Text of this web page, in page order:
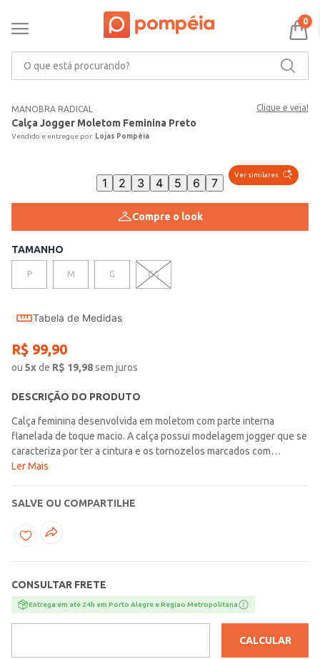
0
MANOBRA RADICAL Clique e veja!
Calça Jogger Moletom Feminina Preto
Lojas Pompéia
Ver similares
1 2 3 4 5 6 7
Compre o look
TAMANHO
P M G GG
Tabela de Medidas
R$ 99,90
ou 5xde R$ 19,98sem juros
DESCRIÇÃO DO PRODUTO
Calça feminina desenvolvida em moletom com parte interna
flanelada de toque macio. A calça possui modelagem jogger que se
caracteriza por ter a cintura e os tornozelos marcados com
elástico. Conta com bolsos frontais funcionais, ótimos para guardar
poliéster
Ler Mais
SALVE OU COMPARTILHE
CONSULTAR FRETE
Entrega em ate 24h em Porto Alegre e Regiao Metropolitana
CALCULAR